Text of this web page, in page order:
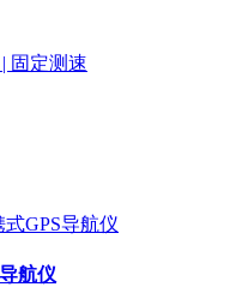
固定测速
航仪